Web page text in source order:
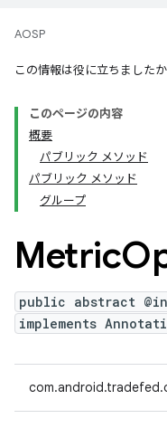
AOSP
この情報は役に立ちました
このページの内容
概要
パブリック メソッド
パブリック メソッド
グループ
Metric
public abstract
implements